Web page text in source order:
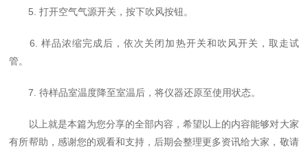
5. 打开空气气源开关，按下吹风按钮。
6. 样品浓缩完成后，依次关闭加热开关和吹风开关，取走试
管。
7. 待样品室温度降至室温后，将仪器还原至使用状态。
以上就是本篇为您分享的全部内容，希望以上的内容能够对大家
有所帮助，感谢您的观看和支持，后期会整理更多资讯给大家，敬请